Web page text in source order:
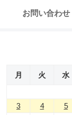
お問い合わせ
月
火 水
3
4 5